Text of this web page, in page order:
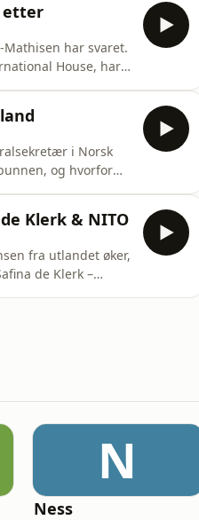
etter
har svaret.
House, har
i Norsk
og hvorfor
Klerk & NITO
fra utlandet øker,
de Klerk –
N
Ness